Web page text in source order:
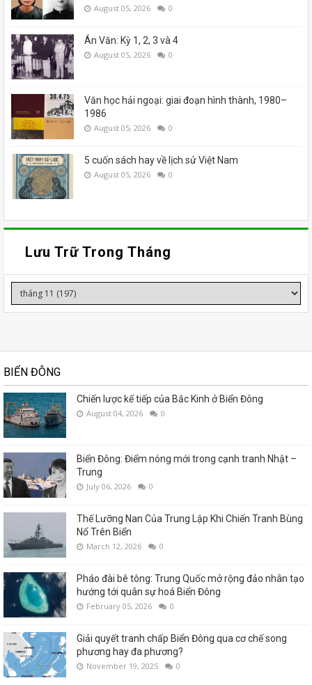
August 05, 2026 0
Án Văn: Kỳ 1, 2, 3 và 4
August 05, 2026 0
Văn học hải ngoại: giai đoạn hình thành, 1980–
1986
August 05, 2026 0
5 cuốn sách hay về lịch sử Việt Nam
August 05, 2026 0
Lưu Trữ Trong Tháng
BIỂN ĐÔNG
Chiến lược kế tiếp của Bắc Kinh ở Biển Đông
August 04, 2026 0
Biển Đông: Điểm nóng mới trong cạnh tranh Nhật –
Trung
July 06, 2026 0
Thế Lưỡng Nan Của Trung Lập Khi Chiến Tranh Bùng
Nổ Trên Biển
March 12, 2026 0
Pháo đài bê tông: Trung Quốc mở rộng đảo nhân tạo
hướng tới quân sự hoá Biển Đông
February 05, 2026 0
Giải quyết tranh chấp Biển Đông qua cơ chế song
phương hay đa phương?
November 19, 2025 0